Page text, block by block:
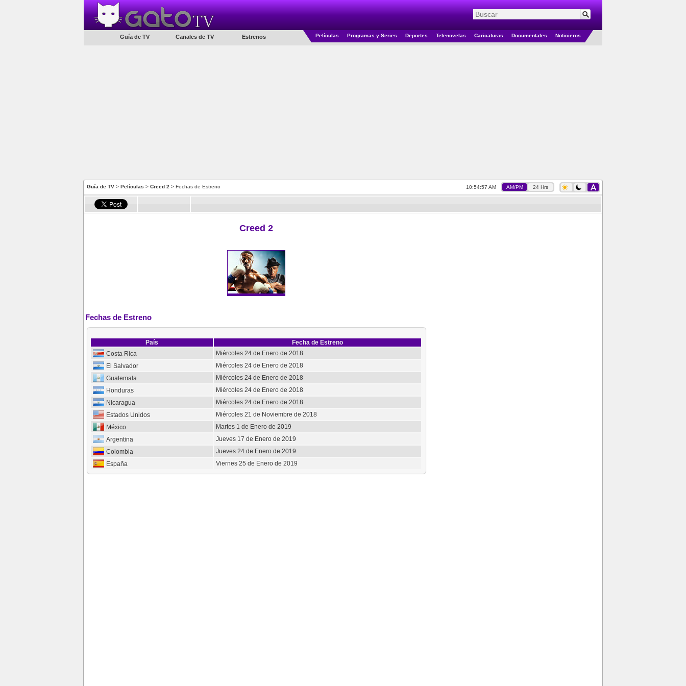
Guía de TV Canales de TV Estrenos Películas Programas y Series Deportes Telenovelas Caricaturas Documentales Noticieros
Guía de TV > Películas > Creed 2 > Fechas de Estreno 10:54:57 AM AM/PM 24 Hrs
Creed 2
Fechas de Estreno
País
Fecha de Estreno
Costa Rica
Miércoles 24 de Enero de 2018
El Salvador
Miércoles 24 de Enero de 2018
Guatemala
Miércoles 24 de Enero de 2018
Honduras
Miércoles 24 de Enero de 2018
Nicaragua
Miércoles 24 de Enero de 2018
Estados Unidos
Miércoles 21 de Noviembre de 2018
México
Martes 1 de Enero de 2019
Argentina
Jueves 17 de Enero de 2019
Colombia
Jueves 24 de Enero de 2019
España
Viernes 25 de Enero de 2019